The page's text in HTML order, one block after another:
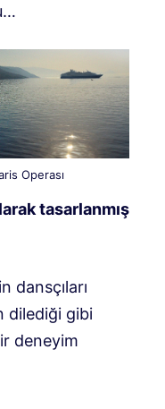
Operası
tasarlanmış
dansçıları
dilediği gibi
deneyim